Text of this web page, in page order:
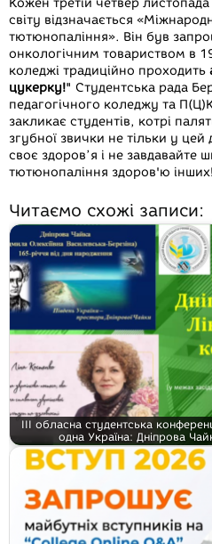
світу відзначається
тютюнопаління». Він був
онкологічним товариством в
коледжі традиційно проходить
цукерку!" Студентська рада
педагогічного коледжу та
закликає студентів, котрі
згубної звички не тільки у
своє здоров’я і не завдавайте
тютюнопаління здоров'ю інших!
Читаємо схожі записи:
ІІІ обласна студентська
одна Україна: Дніпрова